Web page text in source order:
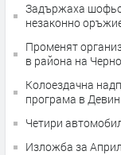
Задържаха
незаконно
Променят
в района на
Колоездачна
програма в Девин
Четири
Изложба за